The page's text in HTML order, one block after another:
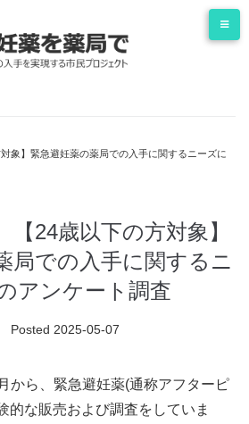
象】緊急避妊薬の薬局での入手に関するニーズに
【24歳以下の方対象】
局での入手に関するニ
アンケート調査
Posted 2025-05-07
から、緊急避妊薬(通称アフターピ
的な販売および調査をしていま